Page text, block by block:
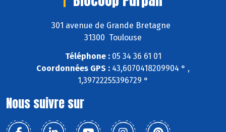
301 avenue de Grande Bretagne
31300 Toulouse
Téléphone :05 34 36 61 01
Coordonnées GPS : 43,6070418209904 ° ,
1,39722255396729 °
Nous suivre sur